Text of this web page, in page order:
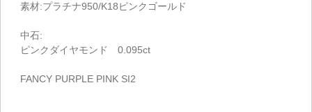
素材:プラチナ950/K18ピンクゴールド
中石:
ピンクダイヤモンド 0.095ct
FANCY PURPLE PINK SI2